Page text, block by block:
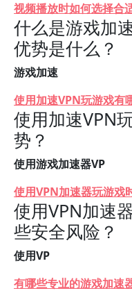
视频播放时如何选择合
什么是游戏加
优势是什么？
游戏加速
使用加速VPN玩游戏有
使用加速VPN
势？
使用游戏加速器VP
使用VPN加速器玩游戏
使用VPN加速
些安全风险？
使用VP
有哪些专业的游戏加速